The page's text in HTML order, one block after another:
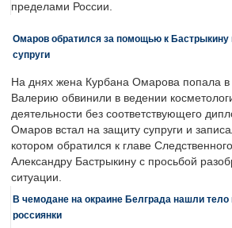
пределами России.
Омаров обратился за помощью к Бастрыкину
супруги
На днях жена Курбана Омарова попала в
Валерию обвинили в ведении
деятельности без соответствующего
Омаров встал на защиту супруги и
котором обратился к главе
Александру Бастрыкину с просьбой
ситуации.
В чемодане на окраине Белграда нашли
россиянки